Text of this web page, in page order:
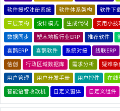
软件授权注册系统 软件体系架构 软件下
三层架构 设计模式 生成代码 实用小技
数据同步 塑木地板行业ERP 推荐软件
喜鹊ERP 喜鹊软件 系统对接 线联ERP
信创 行政区域数据库 需求分析 疑难杂
用户管理 用户开发手册 用户控件 在线
智能语音收款机 自定义窗体 自定义组件